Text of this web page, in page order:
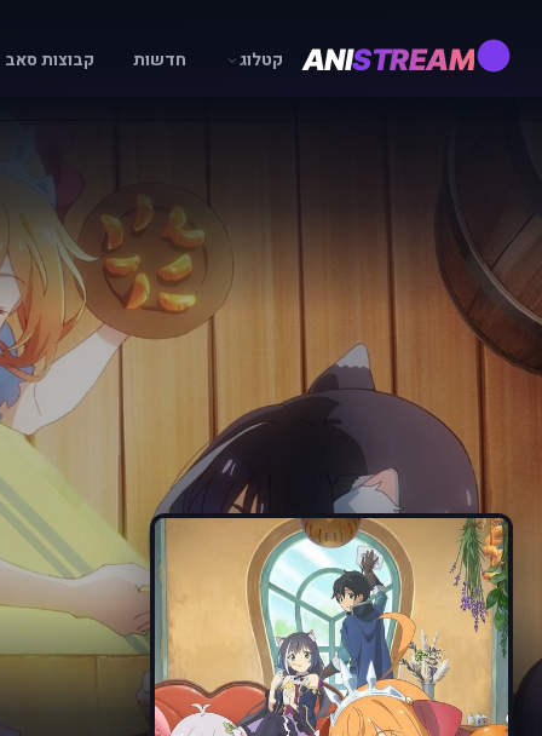
ANISTREAM קטלוג חדשות קבוצות סאב